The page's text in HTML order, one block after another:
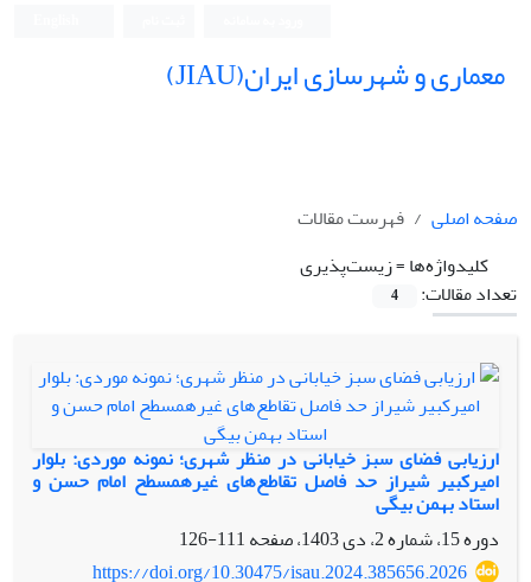
معماری و شهرسازی ایران(JIAU)
صفحه اصلی
فهرست مقالات
کلیدواژه‌ها =زیست‌پذیری
تعداد مقالات:
4
ارزیابی فضای سبز خیابانی در منظر شهری؛ نمونه موردی: بلوار
امیرکبیر شیراز حد فاصل تقاطع‌های غیرهمسطح امام حسن و
استاد بهمن بیگی
دوره 15، شماره 2، دی 1403، صفحه
111-126
https://doi.org/10.30475/isau.2024.385656.2026